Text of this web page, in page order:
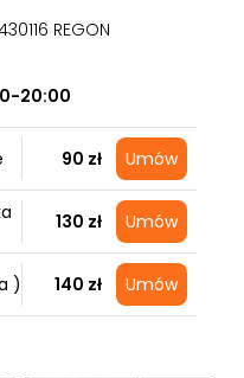
REGON
20:00
90 zł Umów
130 zł Umów
) 140 zł Umów